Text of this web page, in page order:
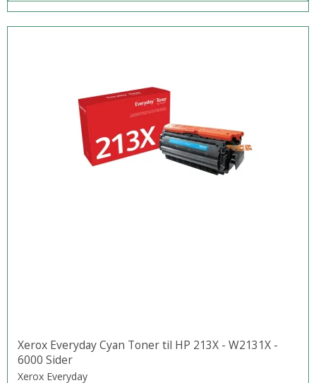
Xerox Everyday Cyan Toner til HP 213X - W2131X -
6000 Sider
Xerox Everyday